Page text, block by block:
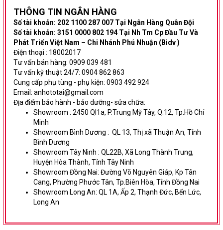
THÔNG TIN NGÂN HÀNG
Số tài khoản: 202 1100 287 007 Tại Ngân Hàng Quân Đội
Số tài khoản: 3151 0000 802 194 Tại Nh Tm Cp Đầu Tư Và
Phát Triển Việt Nam – Chi Nhánh Phú Nhuận (Bidv )
Điện thoại : 18002017
Tư vấn bán hàng: 0909 039 481
Tư vấn kỹ thuật 24/7: 0904 862 863
Cung cấp phụ tùng - phụ kiện: 0903 492 924
Email: anhototai@gmail.com
Địa điểm bảo hành - bảo dưỡng- sửa chữa:
Showroom : 2450 Ql1a, P.Trung Mỹ Tây, Q.12, Tp.Hồ Chí
Minh
Showroom Bình Dương : QL 13, Thị xã Thuận An, Tỉnh
Bình Dương
Showroom Tây Ninh : QL22B, Xã Long Thành Trung,
Huyện Hòa Thành, Tỉnh Tây Ninh
Showroom Đồng Nai: Đường Võ Nguyên Giáp, Kp Tân
Cang, Phường Phước Tân, Tp.Biên Hòa, Tỉnh Đồng Nai
Showroom Long An: QL 1A, Ấp 2, Thạnh Đức, Bến Lức,
Long An